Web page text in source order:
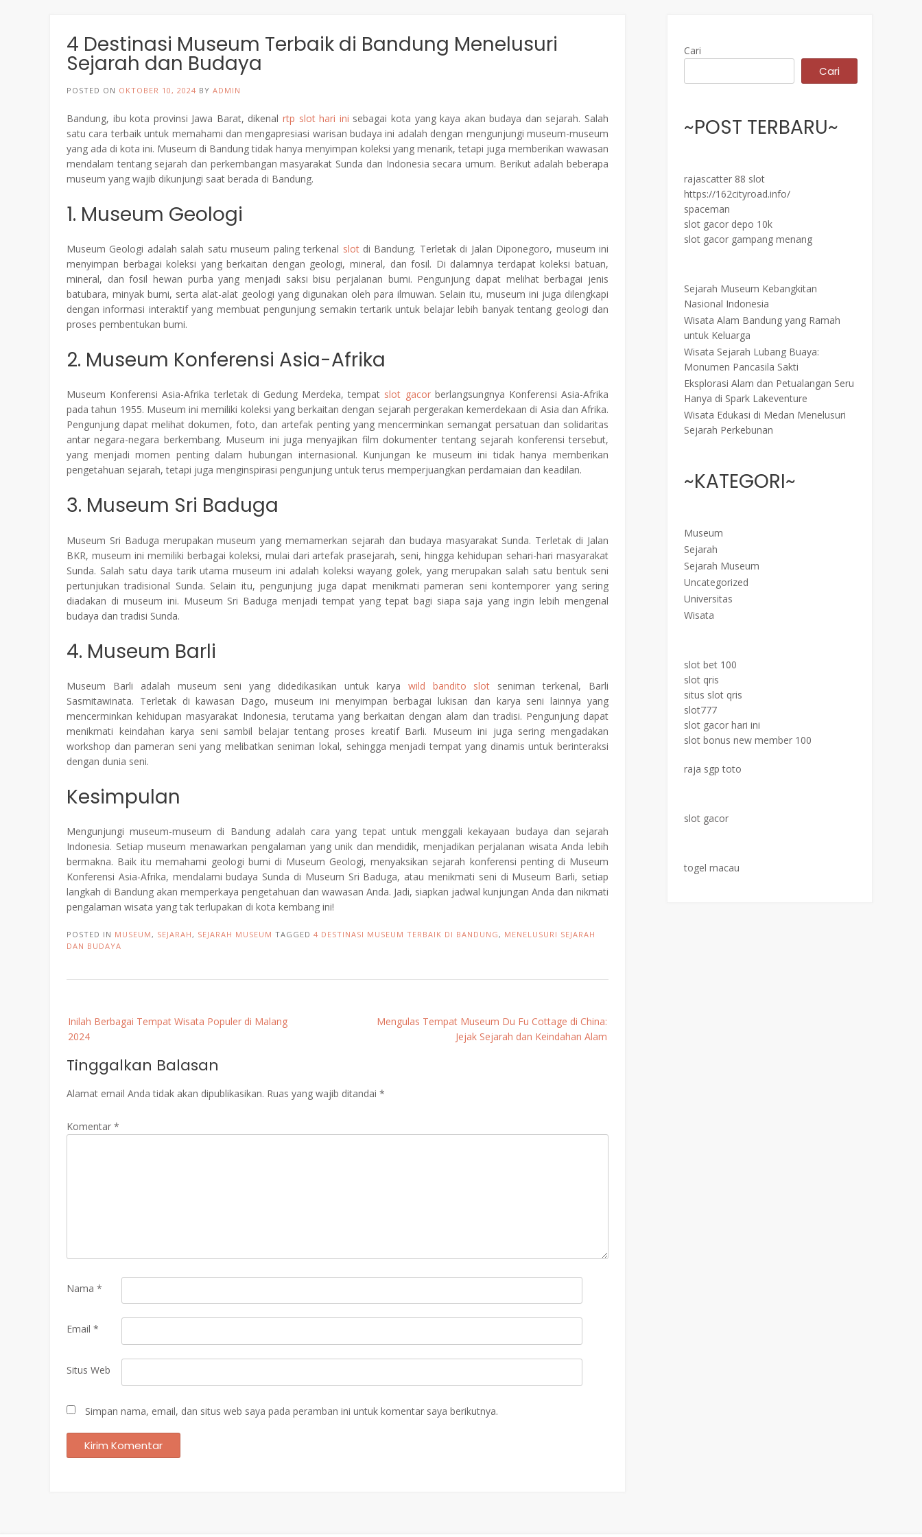
4 Destinasi Museum Terbaik di Bandung Menelusuri
Sejarah dan Budaya
POSTED ON OKTOBER 10, 2024 BY ADMIN
Bandung, ibu kota provinsi Jawa Barat, dikenalrtp slot hari ini sebagai kota yang kaya akan budaya dan sejarah. Salah
satu cara terbaik untuk memahami dan mengapresiasi warisan budaya ini adalah dengan mengunjungi museum-museum
yang ada di kota ini. Museum di Bandung tidak hanya menyimpan koleksi yang menarik, tetapi juga memberikan wawasan
mendalam tentang sejarah dan perkembangan masyarakat Sunda dan Indonesia secara umum. Berikut adalah beberapa
museum yang wajib dikunjungi saat berada di Bandung.
1. Museum Geologi
Museum Geologi adalah salah satu museum paling terkenal slotdi Bandung. Terletak di Jalan Diponegoro, museum ini
menyimpan berbagai koleksi yang berkaitan dengan geologi, mineral, dan fosil. Di dalamnya terdapat koleksi batuan,
mineral, dan fosil hewan purba yang menjadi saksi bisu perjalanan bumi. Pengunjung dapat melihat berbagai jenis
batubara, minyak bumi, serta alat-alat geologi yang digunakan oleh para ilmuwan. Selain itu, museum ini juga dilengkapi
dengan informasi interaktif yang membuat pengunjung semakin tertarik untuk belajar lebih banyak tentang geologi dan
proses pembentukan bumi.
2. Museum Konferensi Asia-Afrika
Museum Konferensi Asia-Afrika terletak di Gedung Merdeka, tempat slot gacorberlangsungnya Konferensi Asia-Afrika
pada tahun 1955. Museum ini memiliki koleksi yang berkaitan dengan sejarah pergerakan kemerdekaan di Asia dan Afrika.
Pengunjung dapat melihat dokumen, foto, dan artefak penting yang mencerminkan semangat persatuan dan solidaritas
antar negara-negara berkembang. Museum ini juga menyajikan film dokumenter tentang sejarah konferensi tersebut,
yang menjadi momen penting dalam hubungan internasional. Kunjungan ke museum ini tidak hanya memberikan
pengetahuan sejarah, tetapi juga menginspirasi pengunjung untuk terus memperjuangkan perdamaian dan keadilan.
3. Museum Sri Baduga
Museum Sri Baduga merupakan museum yang memamerkan sejarah dan budaya masyarakat Sunda. Terletak di Jalan
BKR, museum ini memiliki berbagai koleksi, mulai dari artefak prasejarah, seni, hingga kehidupan sehari-hari masyarakat
Sunda. Salah satu daya tarik utama museum ini adalah koleksi wayang golek, yang merupakan salah satu bentuk seni
pertunjukan tradisional Sunda. Selain itu, pengunjung juga dapat menikmati pameran seni kontemporer yang sering
diadakan di museum ini. Museum Sri Baduga menjadi tempat yang tepat bagi siapa saja yang ingin lebih mengenal
budaya dan tradisi Sunda.
4. Museum Barli
Museum Barli adalah museum seni yang didedikasikan untuk karya wild bandito slot seniman terkenal, Barli
Sasmitawinata. Terletak di kawasan Dago, museum ini menyimpan berbagai lukisan dan karya seni lainnya yang
mencerminkan kehidupan masyarakat Indonesia, terutama yang berkaitan dengan alam dan tradisi. Pengunjung dapat
menikmati keindahan karya seni sambil belajar tentang proses kreatif Barli. Museum ini juga sering mengadakan
workshop dan pameran seni yang melibatkan seniman lokal, sehingga menjadi tempat yang dinamis untuk berinteraksi
dengan dunia seni.
Kesimpulan
Mengunjungi museum-museum di Bandung adalah cara yang tepat untuk menggali kekayaan budaya dan sejarah
Indonesia. Setiap museum menawarkan pengalaman yang unik dan mendidik, menjadikan perjalanan wisata Anda lebih
bermakna. Baik itu memahami geologi bumi di Museum Geologi, menyaksikan sejarah konferensi penting di Museum
Konferensi Asia-Afrika, mendalami budaya Sunda di Museum Sri Baduga, atau menikmati seni di Museum Barli, setiap
langkah di Bandung akan memperkaya pengetahuan dan wawasan Anda. Jadi, siapkan jadwal kunjungan Anda dan nikmati
pengalaman wisata yang tak terlupakan di kota kembang ini!
POSTED IN MUSEUM , SEJARAH , SEJARAH MUSEUM TAGGED 4 DESTINASI MUSEUM TERBAIK DI BANDUNG , MENELUSURI SEJARAH
DAN BUDAYA
navigation
Inilah Berbagai Tempat Wisata Populer di Malang
2024
Mengulas Tempat Museum Du Fu Cottage di China:
Jejak Sejarah dan Keindahan Alam
Tinggalkan Balasan
Alamat email Anda tidak akan dipublikasikan. Ruas yang wajib ditandai *
Komentar *
Nama *
Email *
Situs Web
Simpan nama, email, dan situs web saya pada peramban ini untuk komentar saya berikutnya.
Cari
Cari
~POST TERBARU~
rajascatter 88 slot
https://162cityroad.info/
spaceman
slot gacor depo 10k
slot gacor gampang menang
Sejarah Museum Kebangkitan
Nasional Indonesia
Wisata Alam Bandung yang Ramah
untuk Keluarga
Wisata Sejarah Lubang Buaya:
Monumen Pancasila Sakti
Eksplorasi Alam dan Petualangan Seru
Hanya di Spark Lakeventure
Wisata Edukasi di Medan Menelusuri
Sejarah Perkebunan
~KATEGORI~
Museum
Sejarah
Sejarah Museum
Uncategorized
Universitas
Wisata
slot bet 100
slot qris
situs slot qris
slot777
slot gacor hari ini
slot bonus new member 100
raja sgp toto
slot gacor
togel macau